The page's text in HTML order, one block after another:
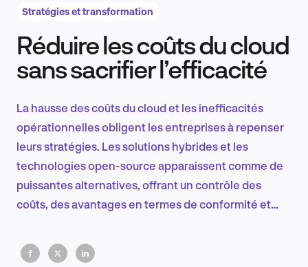
Recherche et conception produit
Tendances sectorielles
EN
Stratégies et transformation
Réduire les coûts du cloud
sans sacrifier l’efficacité
La hausse des coûts du cloud et les inefficacités
opérationnelles obligent les entreprises à repenser
leurs stratégies. Les solutions hybrides et les
technologies open-source apparaissent comme de
puissantes alternatives, offrant un contrôle des
coûts, des avantages en termes de conformité et